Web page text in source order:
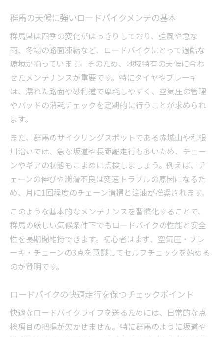
群馬でロードバイク維持費を賢く抑える方
消耗品交換時期とコスト管理のポイント
ロードバイク購入後の費用節約メンテナン
ス術
群馬のロードバイク・維持費削減アイデア
集
ロードバイク初心者向けの群馬特有対策
初心者が知るべき群馬のロードバイク注意
点
急坂や砂利道に強いメンテナンスの工夫
群馬ロードバイク初心者の走行距離の目安
ロードバイク・群馬の暗黙ルールを理解す
る
初心者が失敗しないセルフメンテの始め方
天候や坂に強くなるセルフメンテナンス習慣
群馬特有の天候変化に対応するメンテ術
群馬で役立つ雨天対策とチェーンメンテ習
慣
ロードバイク・群馬の空気圧管理が重要な
群馬の天候に強いロードバイクメンテの基本
群馬県は四季の変化がはっきりしており、強風や急な
雨、冬場の路面凍結など、ロードバイクにとって過酷な
環境が揃っています。そのため、地域特有の天候に合わ
せたメンテナンスが重要です。特にタイヤやブレーキ
は、濡れた路面や砂利道で摩耗しやすく、空気圧の管理
やパッドの消耗チェックを定期的に行うことが求められ
ます。
また、群馬のサイクリングスポットである赤城山や利根
川沿いでは、急な坂道や長距離走行も多いため、チェー
ンやギアの状態もこまめに点検しましょう。例えば、チ
ェーンの伸びや潤滑不良は変速トラブルの原因になるた
め、月に1回程度のチェーン清掃と注油が推奨されます。
このような基本的なメンテナンスを習慣化することで、
群馬の厳しい気候条件下でもロードバイクの性能と安全
性を長期間維持できます。初心者はまず、空気圧・ブレ
ーキ・チェーンの3点を意識してセルフチェックを始める
のが賢明です。
ロードバイクの快適走行を保つチェックポイント
快適なロードバイクライフを送るためには、日常的な点
検項目の把握が欠かせません。特に群馬のように坂道や